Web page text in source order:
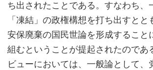
ち出されたことである。すなわち、
「凍結」の政権構想を打ち出すとと
安保廃棄の国民世論を形成すること
組むということが提起されたのであ
ビューにおいては、一般論として、